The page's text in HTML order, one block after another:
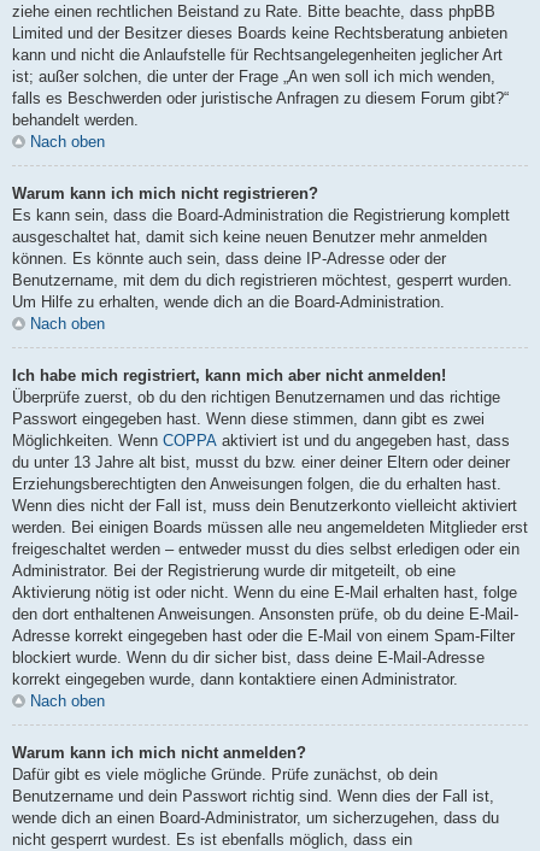
ziehe einen rechtlichen Beistand zu Rate. Bitte beachte, dass phpBB
Limited und der Besitzer dieses Boards keine Rechtsberatung anbieten
kann und nicht die Anlaufstelle für Rechtsangelegenheiten jeglicher Art
ist; außer solchen, die unter der Frage „An wen soll ich mich wenden,
falls es Beschwerden oder juristische Anfragen zu diesem Forum gibt?“
behandelt werden.
Nach oben
Warum kann ich mich nicht registrieren?
Es kann sein, dass die Board-Administration die Registrierung komplett
ausgeschaltet hat, damit sich keine neuen Benutzer mehr anmelden
können. Es könnte auch sein, dass deine IP-Adresse oder der
Benutzername, mit dem du dich registrieren möchtest, gesperrt wurden.
Um Hilfe zu erhalten, wende dich an die Board-Administration.
Nach oben
Ich habe mich registriert, kann mich aber nicht anmelden!
Überprüfe zuerst, ob du den richtigen Benutzernamen und das richtige
Passwort eingegeben hast. Wenn diese stimmen, dann gibt es zwei
Möglichkeiten. Wenn COPPA aktiviert ist und du angegeben hast, dass
du unter 13 Jahre alt bist, musst du bzw. einer deiner Eltern oder deiner
Erziehungsberechtigten den Anweisungen folgen, die du erhalten hast.
Wenn dies nicht der Fall ist, muss dein Benutzerkonto vielleicht aktiviert
werden. Bei einigen Boards müssen alle neu angemeldeten Mitglieder erst
freigeschaltet werden – entweder musst du dies selbst erledigen oder ein
Administrator. Bei der Registrierung wurde dir mitgeteilt, ob eine
Aktivierung nötig ist oder nicht. Wenn du eine E-Mail erhalten hast, folge
den dort enthaltenen Anweisungen. Ansonsten prüfe, ob du deine E-Mail-
Adresse korrekt eingegeben hast oder die E-Mail von einem Spam-Filter
blockiert wurde. Wenn du dir sicher bist, dass deine E-Mail-Adresse
korrekt eingegeben wurde, dann kontaktiere einen Administrator.
Nach oben
Warum kann ich mich nicht anmelden?
Dafür gibt es viele mögliche Gründe. Prüfe zunächst, ob dein
Benutzername und dein Passwort richtig sind. Wenn dies der Fall ist,
wende dich an einen Board-Administrator, um sicherzugehen, dass du
nicht gesperrt wurdest. Es ist ebenfalls möglich, dass ein